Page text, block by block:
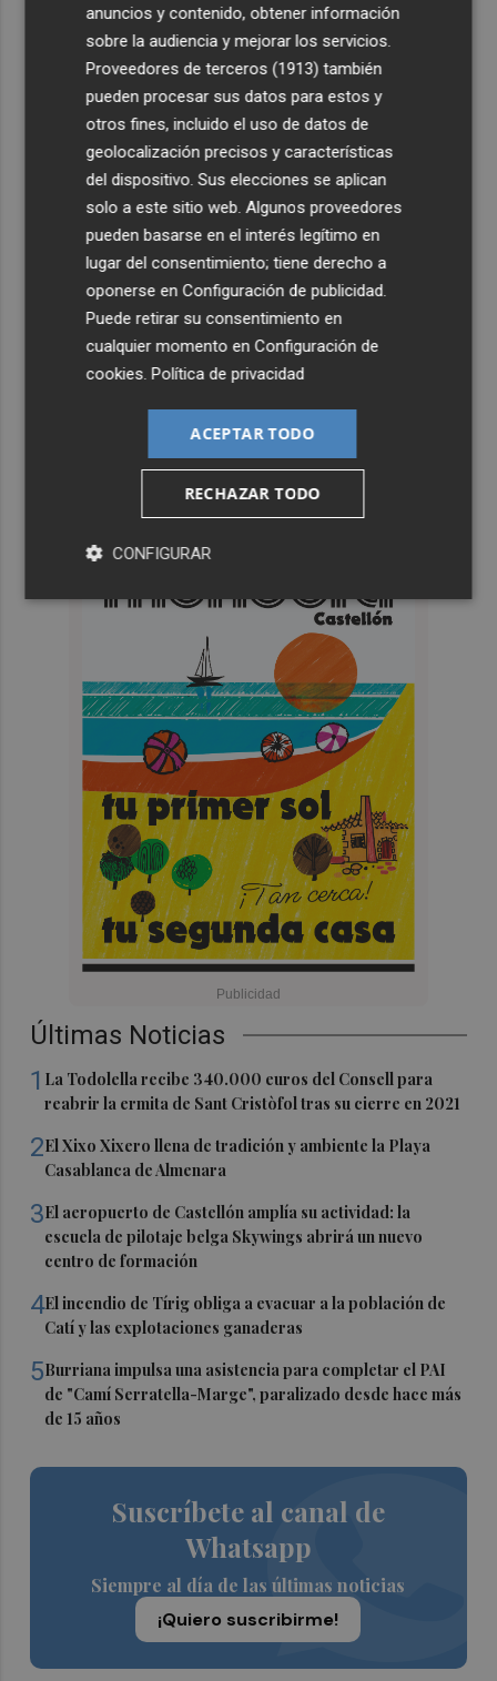
Últimas Noticias
1 La Todolella recibe 340.000 euros del Consell para
reabrir la ermita de Sant Cristòfol tras su cierre en 2021
2El Xixo Xixero llena de tradición y ambiente la Playa
Casablanca de Almenara
3El aeropuerto de Castellón amplía su actividad: la
escuela de pilotaje belga Skywings abrirá un nuevo
centro de formación
4El incendio de Tírig obliga a evacuar a la población de
Catí y las explotaciones ganaderas
5Burriana impulsa una asistencia para completar el PAI
de "Camí Serratella-Marge", paralizado desde hace más
de 15 años
Suscríbete al canal de
Whatsapp
Siempre al día de las últimas noticias
¡Quiero suscribirme!
anuncios y contenido, obtener información
sobre la audiencia y mejorar los servicios.
Proveedores de terceros (1913) también
pueden procesar sus datos para estos y
otros fines, incluido el uso de datos de
geolocalización precisos y características
del dispositivo. Sus elecciones se aplican
solo a este sitio web. Algunos proveedores
pueden basarse en el interés legítimo en
lugar del consentimiento; tiene derecho a
oponerse enConfiguración de publicidad
Puede retirar su consentimiento en
cualquier momento enConfiguración de
cookies .Política de privacidad
ACEPTAR TODO
RECHAZAR TODO
CONFIGURAR